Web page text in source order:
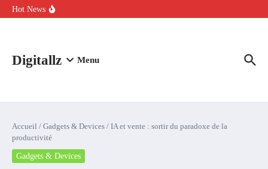
Aller au contenu
Hot News
Comment l’IA simplifie la data de caisse pour la transformer en
Digitallz Menu
Accueil / Gadgets & Devices / IA et vente : sortir du paradoxe de la
productivité
Gadgets & Devices